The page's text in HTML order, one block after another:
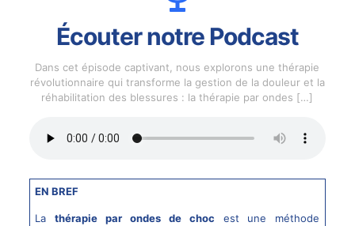
Écouter notre Podcast
Dans cet épisode captivant, nous explorons une thérapie
révolutionnaire qui transforme la gestion de la douleur et la
réhabilitation des blessures : la thérapie par ondes […]
EN BREF
Lathérapie par ondes de choc est une méthode